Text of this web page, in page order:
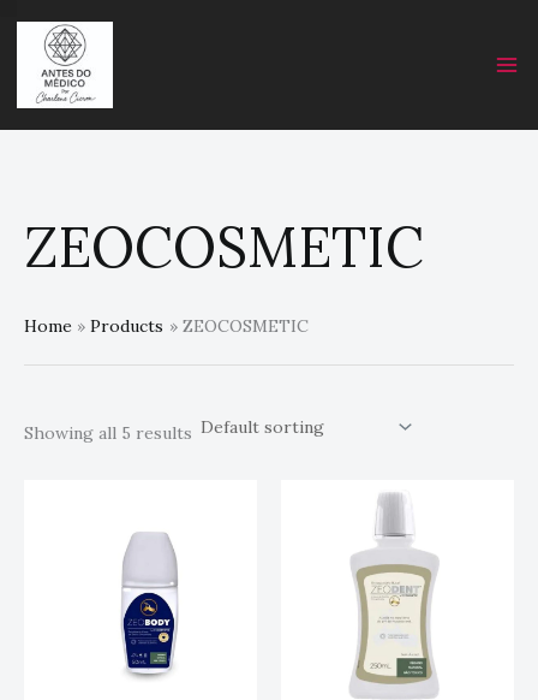
content
ZEOCOSMETIC
Home Products ZEOCOSMETIC
Showing all 5 results